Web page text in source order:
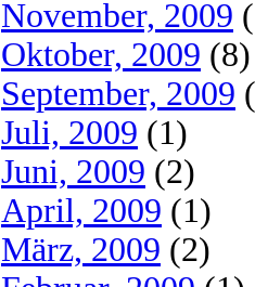
November, 2009
Oktober, 2009 (8)
September, 2009
Juli, 2009 (1)
Juni, 2009 (2)
April, 2009 (1)
März, 2009 (2)